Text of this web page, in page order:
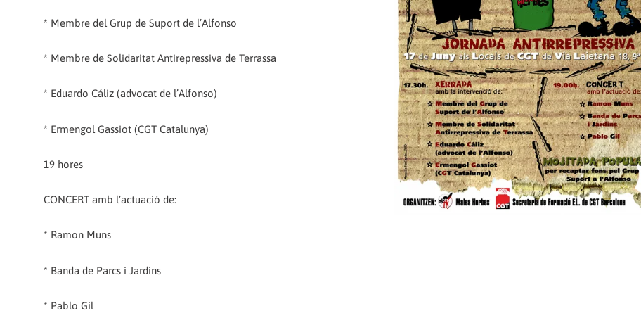
* Membre del Grup de Suport de l’Alfonso
* Membre de Solidaritat Antirepressiva de Terrassa
* Eduardo Cáliz (advocat de l’Alfonso)
* Ermengol Gassiot (CGT Catalunya)
19 hores
CONCERT amb l’actuació de:
* Ramon Muns
* Banda de Parcs i Jardins
* Pablo Gil